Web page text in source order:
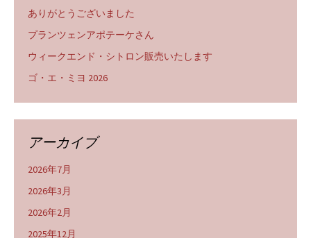
ありがとうございました
プランツェンアポテーケさん
ウィークエンド・シトロン販売いたします
ゴ・エ・ミヨ 2026
アーカイブ
2026年7月
2026年3月
2026年2月
2025年12月